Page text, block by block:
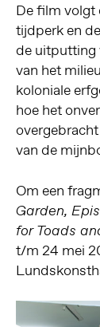
De film volgt
tijdperk en
de uitputting
van het
koloniale
hoe het
van de
Om een
Garden,
for Toads
t/m 24 mei